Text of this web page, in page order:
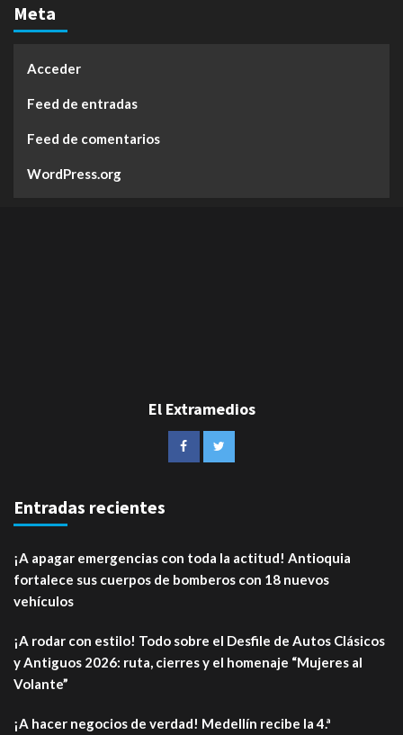
Meta
Acceder
Feed de entradas
Feed de comentarios
WordPress.org
El Extramedios
Entradas recientes
¡A apagar emergencias con toda la actitud! Antioquia
fortalece sus cuerpos de bomberos con 18 nuevos
vehículos
¡A rodar con estilo! Todo sobre el Desfile de Autos Clásicos
y Antiguos 2026: ruta, cierres y el homenaje “Mujeres al
Volante”
¡A hacer negocios de verdad! Medellín recibe la 4.ª